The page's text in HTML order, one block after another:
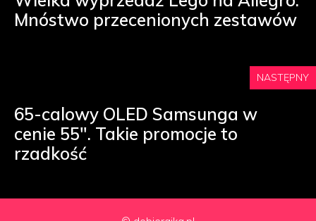
Mnóstwo przecenionych zestawów
NASTĘPNY
65-calowy OLED Samsunga w
cenie 55″. Takie promocje to
rzadkość